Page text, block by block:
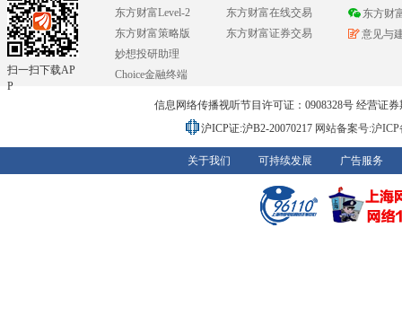
扫一扫下载AP
P
东方财富Level-2
东方财富策略版
妙想投研助理
Choice金融终端
东方财富在线交易
东方财富证券交易
东方财
意见与
信息网络传播视听节目许可证：0908328号 经营证
沪ICP证:沪B2-20070217 网站备案号:沪
关于我们 可持续发展 广告服务